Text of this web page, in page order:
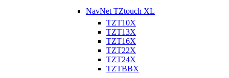
NavNet TZtouch XL
TZT10X
TZT13X
TZT16X
TZT22X
TZT24X
TZTBBX